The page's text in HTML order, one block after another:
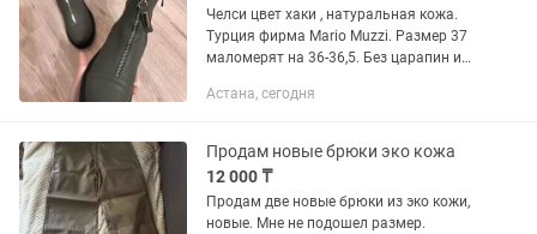
Челси цвет хаки , натуральная кожа.
Турция фирма Mario Muzzi. Размер 37
маломерят на 36-36,5. Без царапин и
Астана, сегодня
Продам новые брюки эко кожа
12 000 ₸
Продам две новые брюки из эко кожи,
новые. Мне не подошел размер.